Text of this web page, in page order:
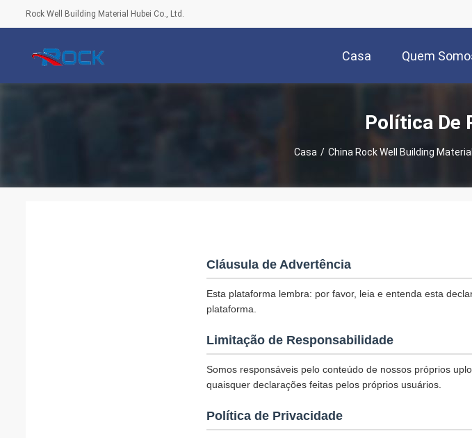
Rock Well Building Material Hubei Co., Ltd.
Casa Quem
Política De
Casa / China Rock Well Building
Cláusula de Advertência
Esta plataforma lembra: por favor, leia e entenda esta
plataforma.
Limitação de Responsabilidade
Somos responsáveis pelo conteúdo de nossos próprios
quaisquer declarações feitas pelos próprios usuários.
Política de Privacidade